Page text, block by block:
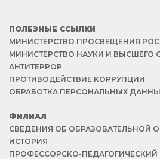
ПОЛЕЗНЫЕ ССЫЛКИ
МИНИСТЕРСТВО ПРОСВЕЩЕНИЯ
МИНИСТЕРСТВО НАУКИ И ВЫСШЕГО
АНТИТЕРРОР
ПРОТИВОДЕЙСТВИЕ КОРРУПЦИИ
ОБРАБОТКА ПЕРСОНАЛЬНЫХ
ФИЛИАЛ
СВЕДЕНИЯ ОБ ОБРАЗОВАТЕЛЬНОЙ
ИСТОРИЯ
ПРОФЕССОРСКО-ПЕДАГОГИЧЕСКИЙ